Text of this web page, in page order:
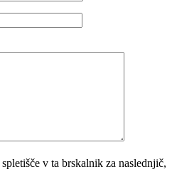
v ta brskalnik za naslednjič,